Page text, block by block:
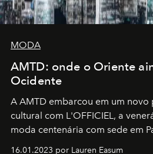
MODA
AMTD: onde o Oriente
Ocidente
A AMTD embarcou em um novo
cultural com L'OFFICIEL, a
moda centenária com sede em
16.01.2023 por Lauren Easum